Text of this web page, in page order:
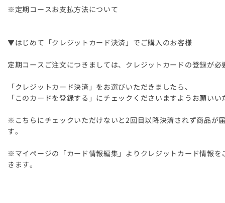
※定期コースお支払方法について
▼はじめて「クレジットカード決済」でご購入のお客様
定期コースご注文につきましては、クレジットカードの登録が必
「クレジットカード決済」をお選びいただきましたら、
「このカードを登録する」にチェックくださいますようお願いい
※こちらにチェックいただけないと2回目以降決済されず商品が
す。
※マイページの「カード情報編集」よりクレジットカード情報を
きます。